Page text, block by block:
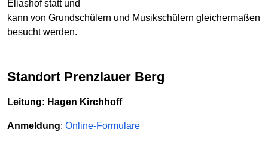
Eliashof statt und
kann von Grundschülern und Musikschülern gleichermaßen
besucht werden.
Standort Prenzlauer Berg
Leitung: Hagen Kirchhoff
Anmeldung: Online-Formulare